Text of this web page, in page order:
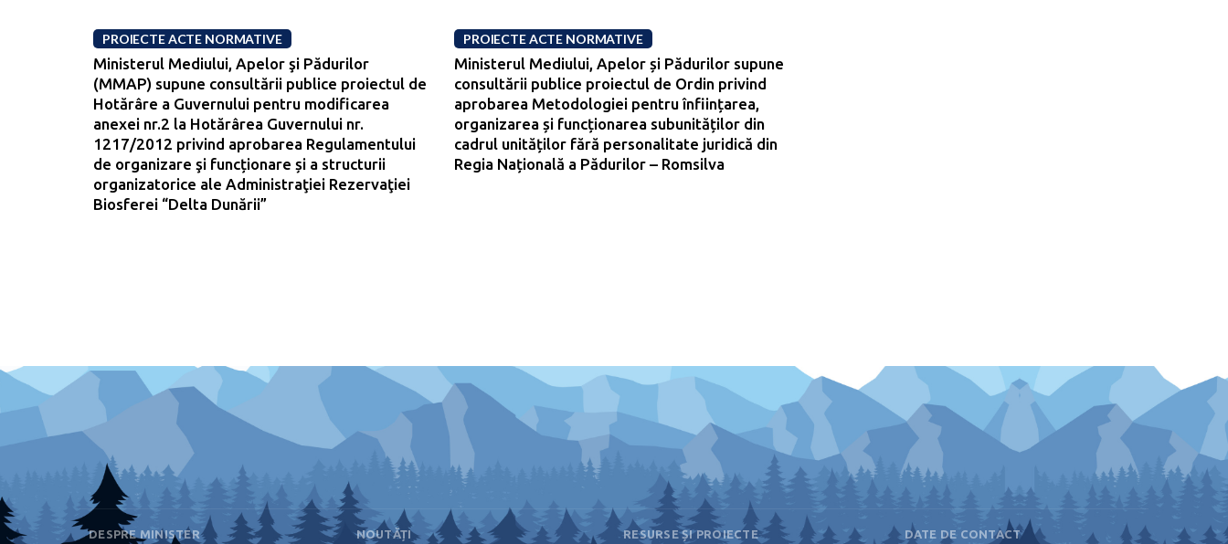
PROIECTE ACTE NORMATIVE
Ministerul Mediului, Apelor şi Pădurilor
(MMAP) supune consultării publice proiectul de
Hotărâre a Guvernului pentru modificarea
anexei nr.2 la Hotărârea Guvernului nr.
1217/2012 privind aprobarea Regulamentului
de organizare şi funcționare și a structurii
organizatorice ale Administraţiei Rezervaţiei
Biosferei “Delta Dunării”
PROIECTE ACTE NORMATIVE
Ministerul Mediului, Apelor și Pădurilor supune
consultării publice proiectul de Ordin privind
aprobarea Metodologiei pentru înființarea,
organizarea și funcționarea subunităților din
cadrul unităților fără personalitate juridică din
Regia Națională a Pădurilor – Romsilva
DESPRE MINISTER NOUTĂȚI RESURSE ȘI PROIECTE DATE DE CONTACT